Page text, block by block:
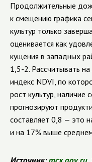
Продолжительные
к смещению графика
культур только
оценивается как
кущения в западных
1,5-2. Рассчитывать
индекс NDVI, по
рост культур, наличие
прогнозируют
составляет 0,8 — это
и на 17% выше
Источник:mcx.gov.ru,